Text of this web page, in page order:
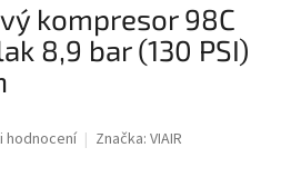
kompresor 98C
8,9 bar (130 PSI)
hodnocení Značka: VIAIR